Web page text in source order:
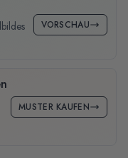
VORSCHAU
MUSTER KAUFEN